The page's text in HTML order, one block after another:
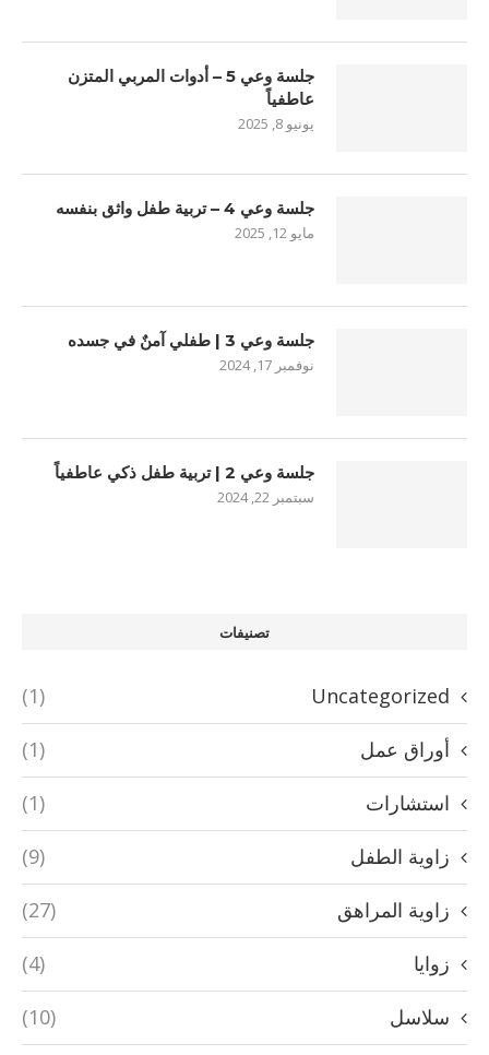
جلسة وعي 5 – أدوات المربي المتزن
عاطفياً
يونيو 8, 2025
جلسة وعي 4 – تربية طفل واثق بنفسه
مايو 12, 2025
جلسة وعي 3 | طفلي آمنٌ في جسده
نوفمبر 17, 2024
جلسة وعي 2 | تربية طفل ذكي عاطفياً
سبتمبر 22, 2024
تصنيفات
Uncategorized
(1)
أوراق عمل (1)
استشارات (1)
زاوية الطفل (9)
زاوية المراهق (27)
زوايا (4)
سلاسل (10)